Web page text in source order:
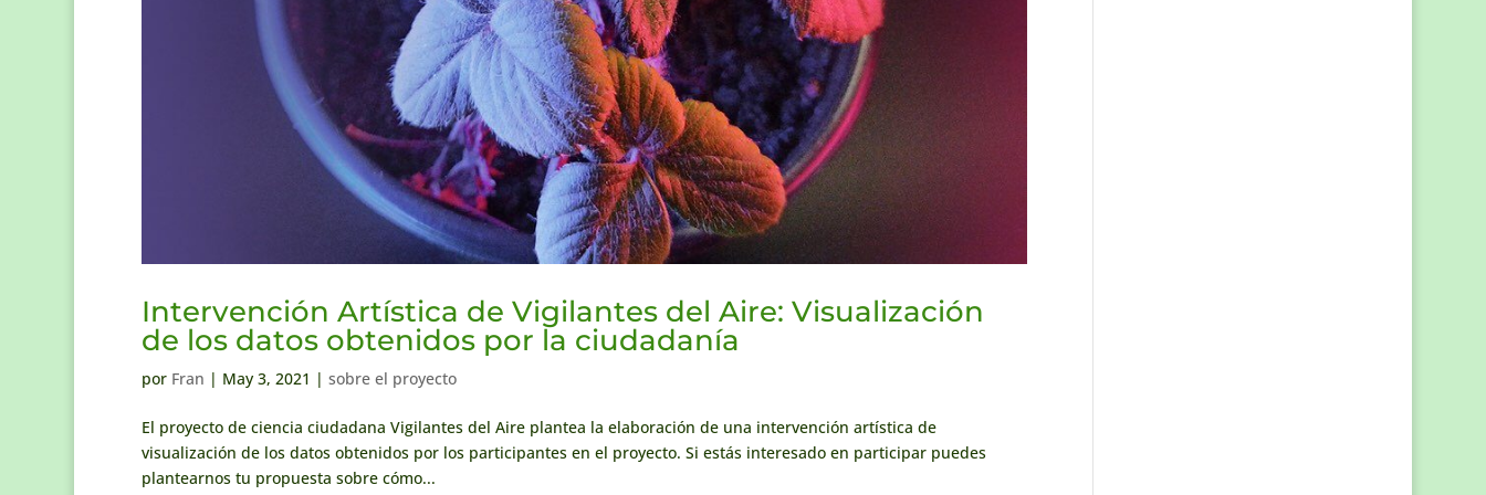
Intervención Artística de Vigilantes del Aire: Visualización
de los datos obtenidos por la ciudadanía
por Fran | May 3, 2021 | sobre el proyecto
El proyecto de ciencia ciudadana Vigilantes del Aire plantea la elaboración de una intervención artística de
visualización de los datos obtenidos por los participantes en el proyecto. Si estás interesado en participar puedes
plantearnos tu propuesta sobre cómo...